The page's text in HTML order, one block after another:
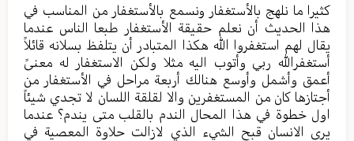
کثیرا ما نلهج بالأستغفار ونسمع بالأستغفار من المناسب في
هذا الحدیث أن نعلم حقیقة الأستغفار طبعا الناس عندما
یقال لهم استغفروا الله هکذا المتبادر أن یتلفظ بسلانه قائلاً
أستغفرالله ربي وأتوب الیه مثلا ولکن الاستغفار له معنیً
أعمق وأشمل وأوسع هنالك أربعة مراحل في الأستغفار من
أجتازها کان من المستغفرین والا لقلقة اللسان لا تجدي شیئاً
اول خطوة في هذا المحال الندم بالقلب متی یندم؟ عندما
یری الانسان قبح الشيء الذي لازالت حلاوة المعصیة في